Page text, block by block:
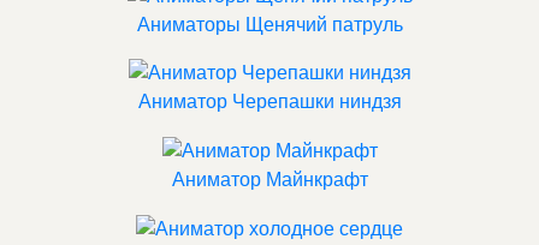
Аниматоры Щенячий патруль
Аниматор Черепашки ниндзя
Аниматор Майнкрафт